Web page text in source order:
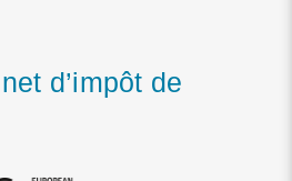
d’impôt de